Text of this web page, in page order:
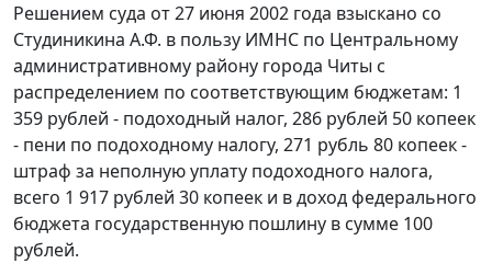
Решением суда от 27 июня 2002 года взыскано со
Студиникина А.Ф. в пользу ИМНС по Центральному
административному району города Читы с
распределением по соответствующим бюджетам: 1
359 рублей - подоходный налог, 286 рублей 50 копеек
- пени по подоходному налогу, 271 рубль 80 копеек -
штраф за неполную уплату подоходного налога,
всего 1 917 рублей 30 копеек и в доход федерального
бюджета государственную пошлину в сумме 100
рублей.